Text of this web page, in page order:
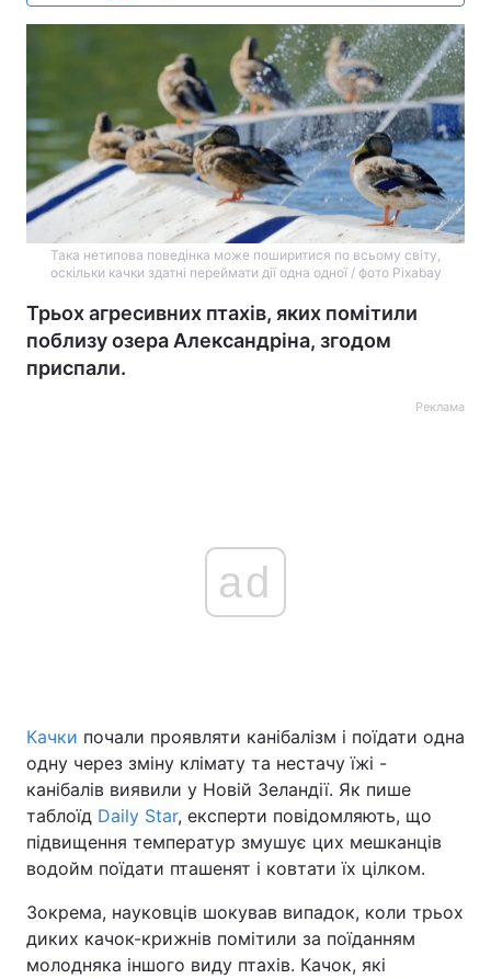
Така нетипова поведінка може поширитися по всьому світу,
оскільки качки здатні переймати дії одна одної / фото Pixabay
Трьох агресивних птахів, яких помітили
поблизу озера Александріна, згодом
приспали.
Реклама
ad
Качки почали проявляти канібалізм і поїдати одна
одну через зміну клімату та нестачу їжі -
канібалів виявили у Новій Зеландії. Як пише
таблоїд Daily Star, експерти повідомляють, що
підвищення температур змушує цих мешканців
водойм поїдати пташенят і ковтати їх цілком.
Зокрема, науковців шокував випадок, коли трьох
диких качок-крижнів помітили за поїданням
молодняка іншого виду птахів. Качок, які